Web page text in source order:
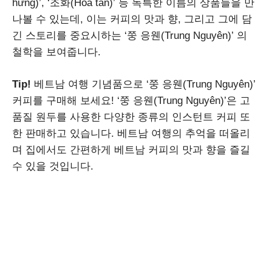
hứng)’, ‘조화(Hòa tan)’ 등 독특한 이름의 상품들을 만
나볼 수 있는데, 이는 커피의 맛과 향, 그리고 그에 담
긴 스토리를 중요시하는 ‘쭝 응웬(Trung Nguyên)’ 의
철학을 보여줍니다.
Tip! 베트남 여행 기념품으로 ‘쭝 응웬(Trung Nguyên)’
커피를 구매해 보세요! ‘쭝 응웬(Trung Nguyên)’은 고
품질 원두를 사용한 다양한 종류의 인스턴트 커피 또
한 판매하고 있습니다. 베트남 여행의 추억을 떠올리
며 집에서도 간편하게 베트남 커피의 맛과 향을 즐길
수 있을 것입니다.